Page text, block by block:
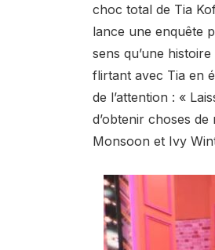
choc total de Tia
lance une enquête
sens qu’une
flirtant avec Tia en
de l’attention : «
d’obtenir choses
Monsoon et Ivy